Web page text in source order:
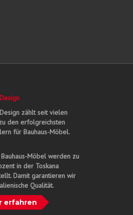
zählt seit vielen
den erfolgreichsten
für Bauhaus-Möbel.
Möbel werden zu
in der Toskana
Damit garantieren wir
Qualität.
erfahren